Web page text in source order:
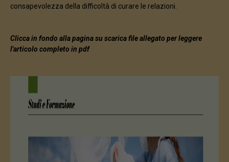
consapevolezza della difficoltà di curare le relazioni.
Clicca in fondo alla pagina su scarica file allegato per leggere
l'articolo completo in pdf